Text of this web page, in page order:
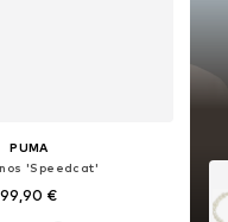
PUMA
'Speedcat'
99,90 €